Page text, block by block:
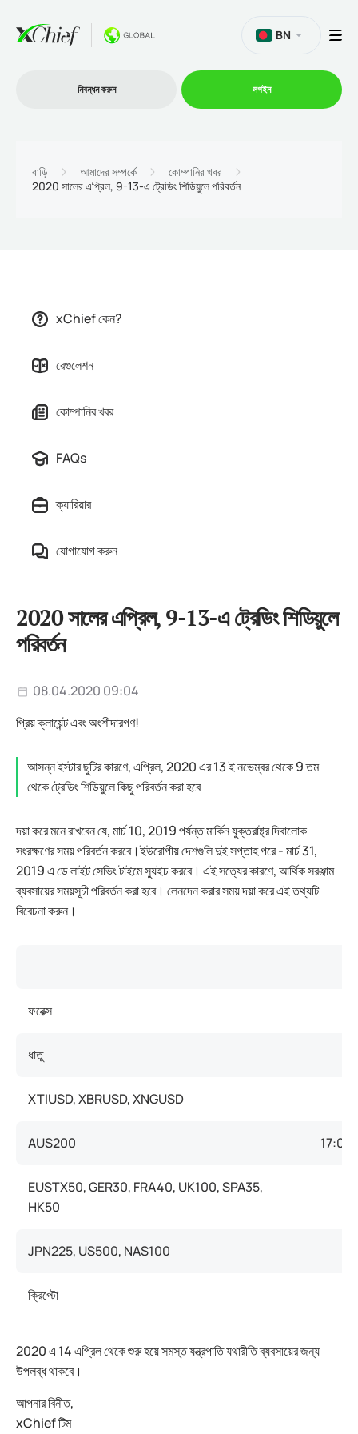
অংশীদারিত্ব
BN
নিবন্ধন করুন লগইন
বাড়ি আমাদের সম্পর্কে
কোম্পানির খবর
2020 সালের এপ্রিল, 9-13-এ ট্রেডিং শিডিয়ুলে পরিবর্তন
xChief কেন?
রেগুলেশন
কোম্পানির খবর
FAQs
ক্যারিয়ার
যোগাযোগ করুন
2020 সালের এপ্রিল, 9-13-এ ট্রেডিং শিডিয়ুলে
পরিবর্তন
08.04.2020 09:04
প্রিয় ক্লায়েন্ট এবং অংশীদারগণ!
আসন্ন ইস্টার ছুটির কারণে, এপ্রিল, 2020 এর 13 ই নভেম্বর থেকে 9 তম
থেকে ট্রেডিং শিডিয়ুলে কিছু পরিবর্তন করা হবে
দয়া করে মনে রাখবেন যে, মার্চ 10, 2019 পর্যন্ত মার্কিন যুক্তরাষ্ট্র দিবালোক
সংরক্ষণের সময় পরিবর্তন করবে।ইউরোপীয় দেশগুলি দুই সপ্তাহ পরে - মার্চ 31,
2019 এ ডে লাইট সেভিং টাইমে স্যুইচ করবে। এই সত্যের কারণে, আর্থিক সরঞ্জাম
ব্যবসায়ের সময়সূচী পরিবর্তন করা হবে। লেনদেন করার সময় দয়া করে এই তথ্যটি
বিবেচনা করুন।
ফরেক্স
ধাতু
XTIUSD, XBRUSD, XNGUSD
AUS200 17:00
EUSTX50, GER30, FRA40, UK100, SPA35,
HK50
JPN225, US500, NAS100
ক্রিপ্টো
2020 এ 14 এপ্রিল থেকে শুরু হয়ে সমস্ত যন্ত্রপাতি যথারীতি ব্যবসায়ের জন্য
উপলব্ধ থাকবে।
আপনার বিনীত,
xChief টিম